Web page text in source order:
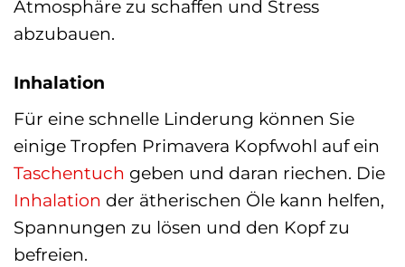
Atmosphäre zu schaffen und Stress
abzubauen.
Inhalation
Für eine schnelle Linderung können Sie
einige Tropfen Primavera Kopfwohl auf ein
Taschentuch geben und daran riechen. Die
Inhalation der ätherischen Öle kann helfen,
Spannungen zu lösen und den Kopf zu
befreien.